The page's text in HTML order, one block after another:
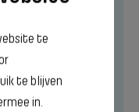
te
te blijven
in.